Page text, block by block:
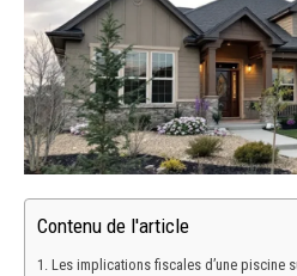
Contenu de l'article
Les implications fiscales d’une piscine